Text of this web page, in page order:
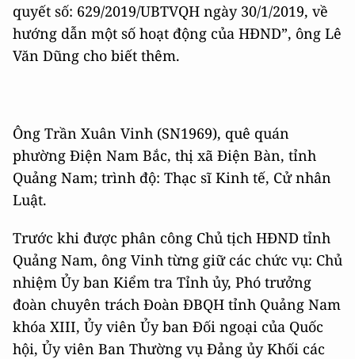
quyết số: 629/2019/UBTVQH ngày 30/1/2019, về
hướng dẫn một số hoạt động của HĐND”, ông Lê
Văn Dũng cho biết thêm.
Ông Trần Xuân Vinh (SN1969), quê quán
phường Điện Nam Bắc, thị xã Điện Bàn, tỉnh
Quảng Nam; trình độ: Thạc sĩ Kinh tế, Cử nhân
Luật.
Trước khi được phân công Chủ tịch HĐND tỉnh
Quảng Nam, ông Vinh từng giữ các chức vụ: Chủ
nhiệm Ủy ban Kiểm tra Tỉnh ủy, Phó trưởng
đoàn chuyên trách Đoàn ĐBQH tỉnh Quảng Nam
khóa XIII, Ủy viên Ủy ban Đối ngoại của Quốc
hội, Ủy viên Ban Thường vụ Đảng ủy Khối các